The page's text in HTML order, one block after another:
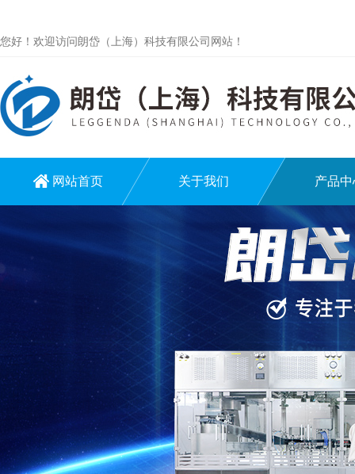
您好！欢迎访问朗岱（上海）科技有限公司网站！
网站首页 关于我们 产品中